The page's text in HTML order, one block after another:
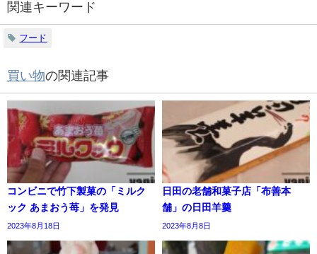
関連キーワード
フード
買い物の関連記事
コンビニで竹下製菓の「ミルク
ック あまおう苺」を発見
2023年8月18日
日田の老舗和菓子店「布善本
舗」の日田羊羹
2023年8月8日